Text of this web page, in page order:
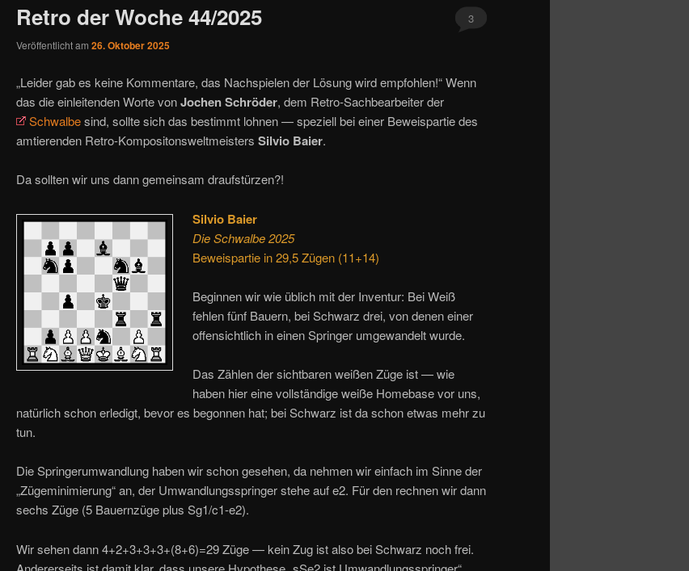
Retro der Woche 44/2025
Veröffentlicht am 26. Oktober 2025
3
„Leider gab es keine Kommentare, das Nachspielen der Lösung wird empfohlen!“ Wenn
das die einleitenden Worte vonJochen Schröder, dem Retro-Sachbearbeiter der
Schwalbesind, sollte sich das bestimmt lohnen — speziell bei einer Beweispartie des
amtierenden Retro-Kompositonsweltmeisters Silvio Baier.
Da sollten wir uns dann gemeinsam draufstürzen?!
Silvio Baier
Die Schwalbe 2025
Beweispartie in 29,5 Zügen (11+14)
Beginnen wir wie üblich mit der Inventur: Bei Weiß
fehlen fünf Bauern, bei Schwarz drei, von denen einer
offensichtlich in einen Springer umgewandelt wurde.
Das Zählen der sichtbaren weißen Züge ist — wie
haben hier eine vollständige weiße Homebase vor uns,
natürlich schon erledigt, bevor es begonnen hat; bei Schwarz ist da schon etwas mehr zu
tun.
Die Springerumwandlung haben wir schon gesehen, da nehmen wir einfach im Sinne der
„Zügeminimierung“ an, der Umwandlungsspringer stehe auf e2. Für den rechnen wir dann
sechs Züge (5 Bauernzüge plus Sg1/c1-e2).
Wir sehen dann 4+2+3+3+3+(8+6)=29 Züge — kein Zug ist also bei Schwarz noch frei.